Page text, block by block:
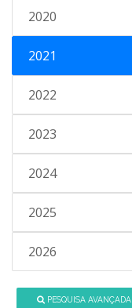
2020
2021
2022
2023
2024
2025
2026
PESQUISA AVANÇADA